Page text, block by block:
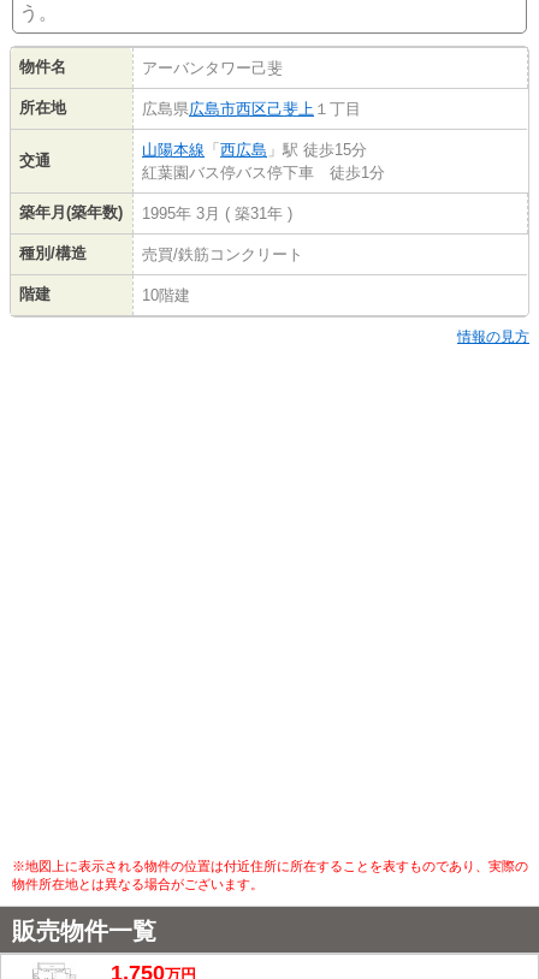
う。
物件名 アーバンタワー己斐
所在地 広島県広島市西区己斐上 １丁目
交通
山陽本線 「西広島 」駅 徒歩15分
紅葉園バス停バス停下車 徒歩1分
築年月(築年数) 1995年 3月 ( 築31年 )
種別/構造 売買/鉄筋コンクリート
階建 10階建
情報の見方
※地図上に表示される物件の位置は付近住所に所在することを表すものであり、実際の
物件所在地とは異なる場合がございます。
販売物件一覧
1,750万円